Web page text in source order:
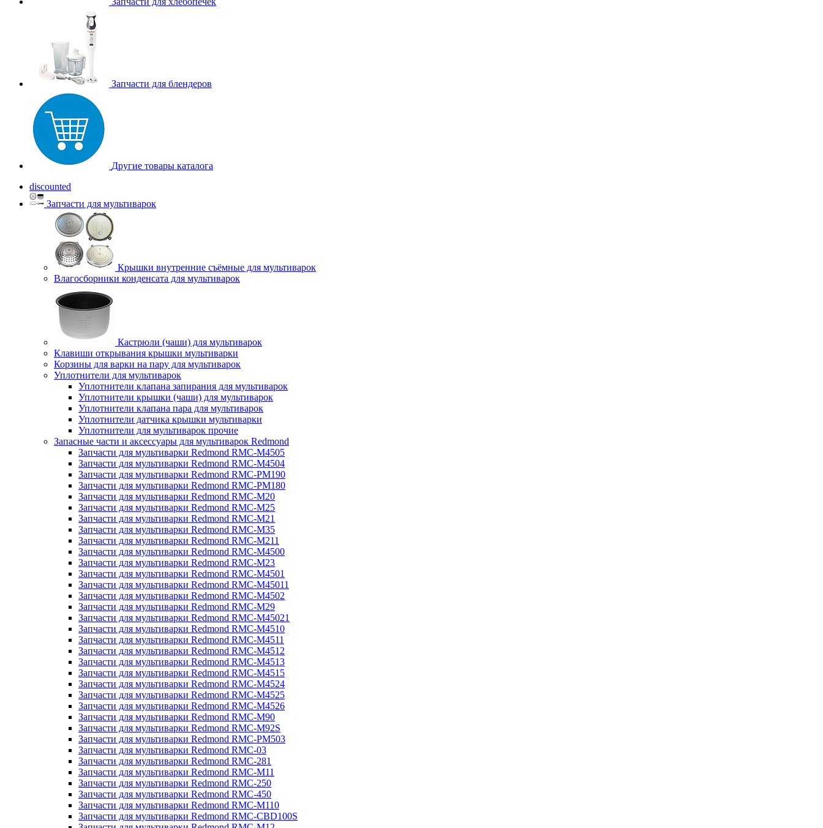
Запчасти для блендеров
Другие товары каталога
discounted
Запчасти для мультиварок
Крышки внутренние съёмные для мультиварок
Влагосборники конденсата для мультиварок
Кастрюли (чаши) для мультиварок
Клавиши открывания крышки мультиварки
Корзины для варки на пару для мультиварок
Уплотнители для мультиварок
Уплотнители клапана запирания для мультиварок
Уплотнители крышки (чаши) для мультиварок
Уплотнители клапана пара для мультиварок
Уплотнители датчика крышки мультиварки
Уплотнители для мультиварок прочие
Запасные части и аксессуары для мультиварок Redmond
Запчасти для мультиварки Redmond RMC-M4505
Запчасти для мультиварки Redmond RMC-M4504
Запчасти для мультиварки Redmond RMC-PM190
Запчасти для мультиварки Redmond RMC-PM180
Запчасти для мультиварки Redmond RMC-M20
Запчасти для мультиварки Redmond RMC-M25
Запчасти для мультиварки Redmond RMC-M21
Запчасти для мультиварки Redmond RMC-M35
Запчасти для мультиварки Redmond RMC-M211
Запчасти для мультиварки Redmond RMC-M4500
Запчасти для мультиварки Redmond RMC-M23
Запчасти для мультиварки Redmond RMC-M4501
Запчасти для мультиварки Redmond RMC-M45011
Запчасти для мультиварки Redmond RMC-M4502
Запчасти для мультиварки Redmond RMC-M29
Запчасти для мультиварки Redmond RMC-M45021
Запчасти для мультиварки Redmond RMC-M4510
Запчасти для мультиварки Redmond RMC-M4511
Запчасти для мультиварки Redmond RMC-M4512
Запчасти для мультиварки Redmond RMC-M4513
Запчасти для мультиварки Redmond RMC-M4515
Запчасти для мультиварки Redmond RMC-M4524
Запчасти для мультиварки Redmond RMC-M4525
Запчасти для мультиварки Redmond RMC-M4526
Запчасти для мультиварки Redmond RMC-M90
Запчасти для мультиварки Redmond RMC-M92S
Запчасти для мультиварки Redmond RMC-PM503
Запчасти для мультиварки Redmond RMC-03
Запчасти для мультиварки Redmond RMC-281
Запчасти для мультиварки Redmond RMC-M11
Запчасти для мультиварки Redmond RMC-250
Запчасти для мультиварки Redmond RMC-450
Запчасти для мультиварки Redmond RMC-M110
Запчасти для мультиварки Redmond RMC-CBD100S